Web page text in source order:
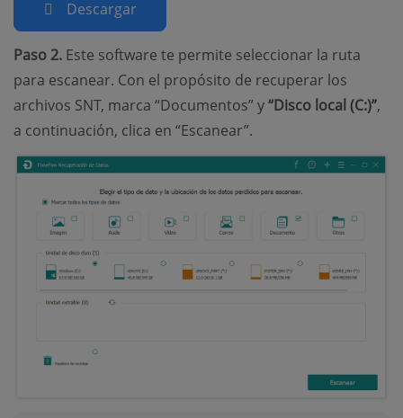
Descargar
Paso 2. Este software te permite seleccionar la ruta
para escanear. Con el propósito de recuperar los
archivos SNT, marca “Documentos” y“Disco local (C:)”,
a continuación, clica en “Escanear”.